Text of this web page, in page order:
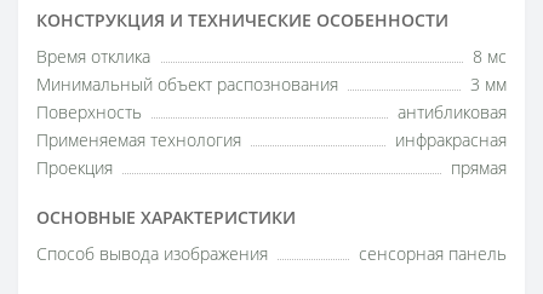
КОНСТРУКЦИЯ И ТЕХНИЧЕСКИЕ ОСОБЕННОСТИ
Время отклика
8 мс
Минимальный объект распознования
3 мм
Поверхность
антибликовая
Применяемая технология
инфракрасная
Проекция
прямая
ОСНОВНЫЕ ХАРАКТЕРИСТИКИ
Способ вывода изображения сенсорная панель